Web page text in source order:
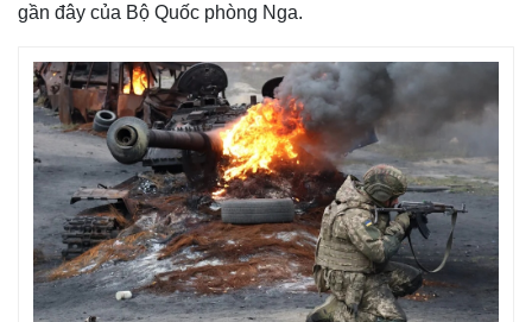
gần đây của Bộ Quốc phòng Nga.